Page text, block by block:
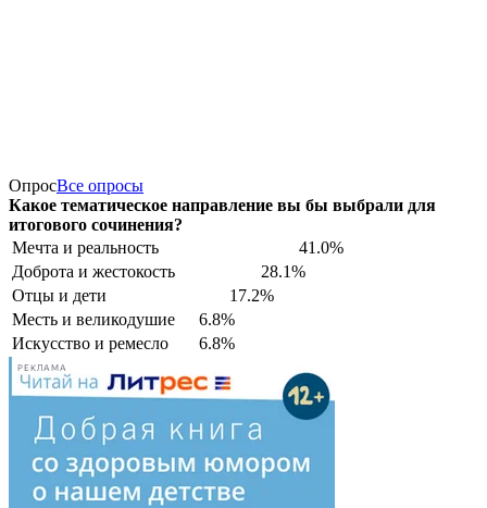
ОпросВсе опросы
Какое тематическое направление вы бы выбрали для
итогового сочинения?
Мечта и реальность
41.0%
Доброта и жестокость
28.1%
Отцы и дети
17.2%
Месть и великодушие
6.8%
Искусство и ремесло
6.8%
РЕКЛАМА